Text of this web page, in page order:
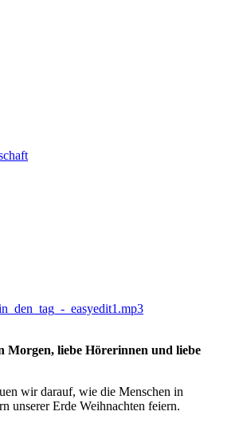
_easyedit1.mp3
Morgen, liebe Hörerinnen und liebe
wir darauf, wie die Menschen in
unserer Erde Weihnachten feiern.